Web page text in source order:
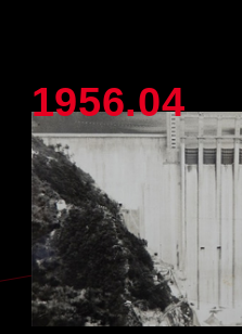
1956.04